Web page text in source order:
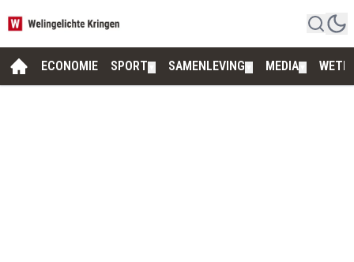
ECONOMIE SPORT SAMENLEVING MEDIA